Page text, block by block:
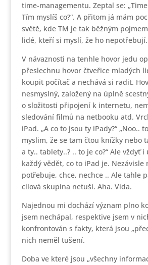
time-managementu. Zeptal se:
Tím myslíš co?“. A přitom já mám
světě, kde TM je tak běžným
lidé, kteří si myslí, že ho
V návaznosti na tenhle hovor jedu
přeslechnu hovor čtveřice mladých
koupit počítač a nechává si radit.
nesmyslný, založený na úplně
o složitosti připojení k internetu,
sledování filmů na netbooku atd.
iPad. „A co to jsou ty iPady?“ „Noo..
myslim, že se tam čtou knížky nebo
a ty.. tablety..? .. to je co?“ Ale vždyť
každý vědět, co to iPad je.
potřebuje, chce, nechce .. Ale tahle
cílová skupina netuší. Aha. Vida.
Najednou mi dochází význam plno
jsem nechápal, respektive jsem v
konfrontován s fakty, která jsou
nich neměl tušení.
Doba ve které jsou „všechny